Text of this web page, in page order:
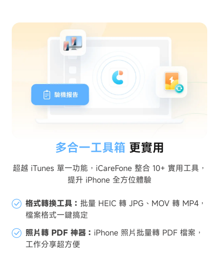
多合一工具箱 更實用
超越 iTunes 單一功能，iCareFone 整合 10+ 實用工具，
提升 iPhone 全方位體驗
格式轉換工具： 批量 HEIC 轉 JPG、MOV 轉 MP4，
檔案格式一鍵搞定
照片轉 PDF 神器： iPhone 照片批量轉 PDF 檔案，
工作分享超方便